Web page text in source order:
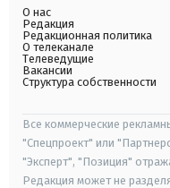
О нас
Редакция
Редакционная политика
О телеканале
Телеведущие
Вакансии
Структура собственности
Все коммерческие
"Спецпроект" или
"Эксперт", "Позиция"
Редакция может не